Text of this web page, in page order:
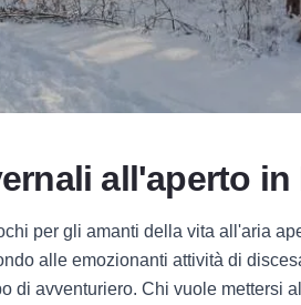
all'aperto
per gli amanti della vita all'aria
alle emozionanti attività di
di avventuriero. Chi vuole mettersi